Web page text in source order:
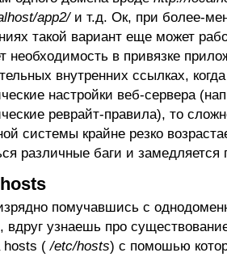
app2/и т.д. Ок, при более-
такой вариант еще может
необходимость в привязке
внутренних ссылках,
настройки веб-сервера
реврайт-правила), то
системы крайне резко
различные баги и замедляется
помучавшись с
вдруг узнаешь про
hosts (/etc/hosts) с помошью